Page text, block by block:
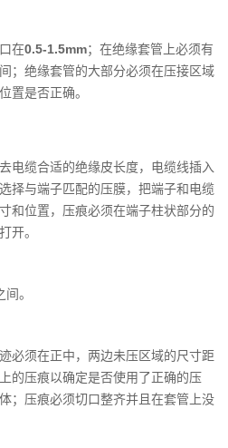
在0.5-1.5mm；在绝缘套管上必须有
；绝缘套管的大部分必须在压接区域
置是否正确。
电缆合适的绝缘皮长度，电缆线插入
择与端子匹配的压膜，把端子和电缆
和位置，压痕必须在端子柱状部分的
开。
间。
必须在正中，两边未压区域的尺寸距
的压痕以确定是否使用了正确的压
；压痕必须切口整齐并且在套管上没